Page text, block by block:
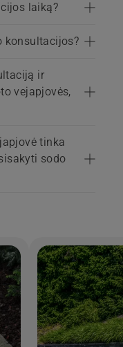
laiką?
konsultacijos?
ir
vejapjovės,
tinka
sodo